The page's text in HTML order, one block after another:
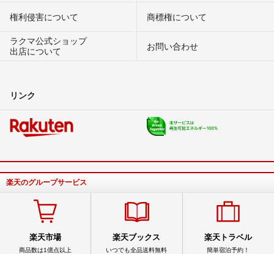
権利侵害について
商標権について
ラクマ公式ショップ
出店について
お問い合わせ
リンク
楽天のグループサービス
楽天市場
商品数は1億点以上
楽天ブックス
いつでも全品送料無料
楽天トラベル
簡単宿泊予約！